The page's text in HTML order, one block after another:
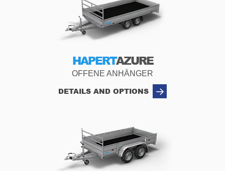
HAPERTAZURE
OFFENE ANHÄNGER
DETAILS AND OPTIONS